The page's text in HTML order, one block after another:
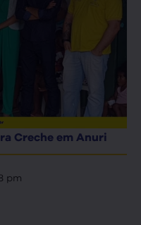
Creche em Anuri
pm